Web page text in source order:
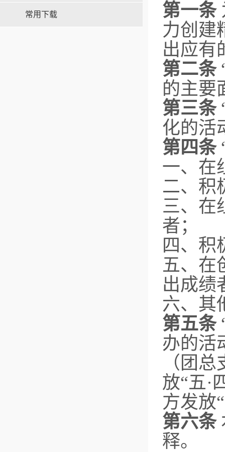
常用下载 第一条
力创建
出应有
第二条
的主要
第三条
化的活
第四条
一、在
二、积
三、在
者；
四、积
五、在
出成绩
六、其
第五条
办的活
（团
放“五·
方发放
第六条
释。